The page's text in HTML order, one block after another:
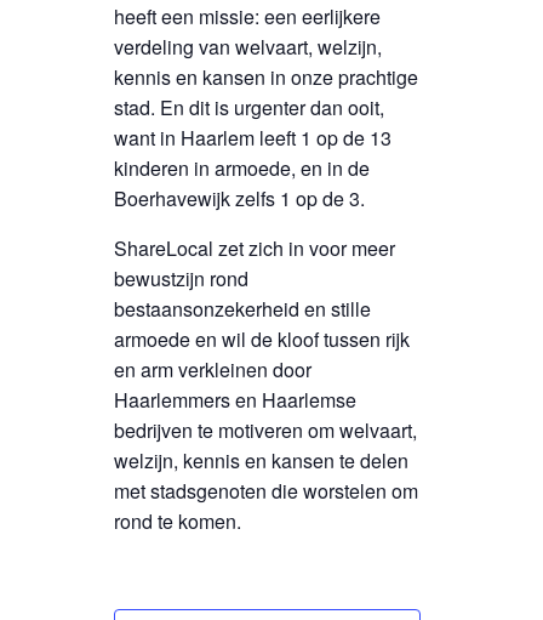
heeft een missie: een eerlijkere
verdeling van welvaart, welzijn,
kennis en kansen in onze prachtige
stad. En dit is urgenter dan ooit,
want in Haarlem leeft 1 op de 13
kinderen in armoede, en in de
Boerhavewijk zelfs 1 op de 3.
ShareLocal zet zich in voor meer
bewustzijn rond
bestaansonzekerheid en stille
armoede en wil de kloof tussen rijk
en arm verkleinen door
Haarlemmers en Haarlemse
bedrijven te motiveren om welvaart,
welzijn, kennis en kansen te delen
met stadsgenoten die worstelen om
rond te komen.